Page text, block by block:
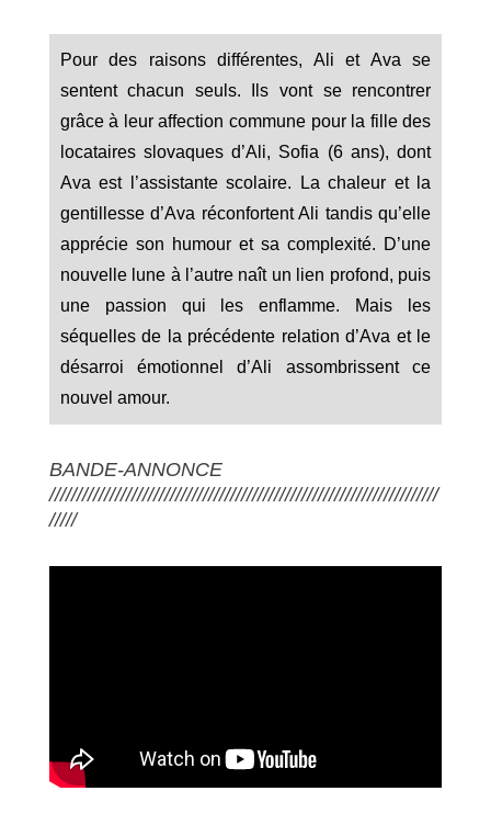
Pour des raisons différentes, Ali et Ava se
sentent chacun seuls. Ils vont se rencontrer
grâce à leur affection commune pour la fille des
locataires slovaques d’Ali, Sofia (6 ans), dont
Ava est l’assistante scolaire. La chaleur et la
gentillesse d’Ava réconfortent Ali tandis qu’elle
apprécie son humour et sa complexité. D’une
nouvelle lune à l’autre naît un lien profond, puis
une passion qui les enflamme. Mais les
séquelles de la précédente relation d’Ava et le
désarroi émotionnel d’Ali assombrissent ce
nouvel amour.
BANDE-ANNONCE
///////////////////////////////////////////////////////////////////////
/////